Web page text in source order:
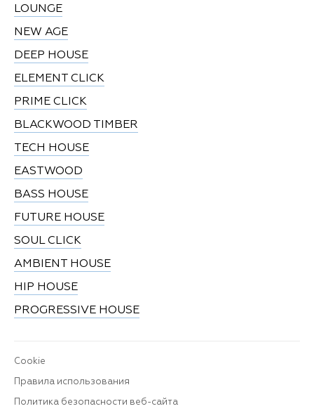
LOUNGE
NEW AGE
DEEP HOUSE
ELEMENT CLICK
PRIME CLICK
BLACKWOOD TIMBER
TECH HOUSE
EASTWOOD
BASS HOUSE
FUTURE HOUSE
SOUL CLICK
AMBIENT HOUSE
HIP HOUSE
PROGRESSIVE HOUSE
Cookie
Правила использования
Политика безопасности веб-сайта